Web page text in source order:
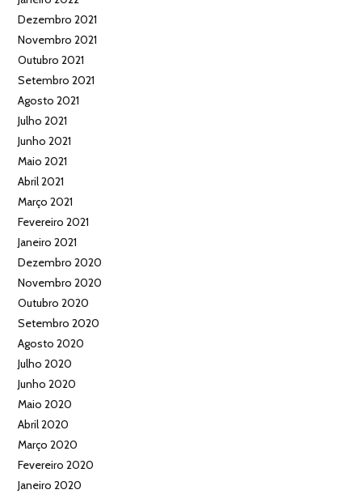
Dezembro 2021
Novembro 2021
Outubro 2021
Setembro 2021
Agosto 2021
Julho 2021
Junho 2021
Maio 2021
Abril 2021
Março 2021
Fevereiro 2021
Janeiro 2021
Dezembro 2020
Novembro 2020
Outubro 2020
Setembro 2020
Agosto 2020
Julho 2020
Junho 2020
Maio 2020
Abril 2020
Março 2020
Fevereiro 2020
Janeiro 2020